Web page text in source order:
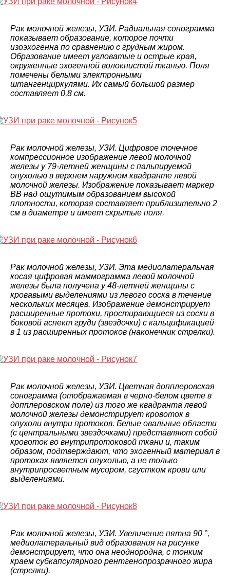
Рак молочной железы, УЗИ. Радиальная сонограмма
показывает образование, которое почти
изоэхогенна по сравнению с грудным жиром.
Образование имеет угловатые и острые края,
окруженные эхогенной волокнистой тканью. Поля
помечены белыми электронными
штангенциркулями. Их самый большой размер
составляет 0,8 см.
Рак молочной железы, УЗИ. Цифровое точечное
компрессионное изображение левой молочной
железы у 79-летней женщины с пальпируемой
опухолью в верхнем наружном квадранте левой
молочной железы. Изображение показывает маркер
ВВ над ощутимым образованием высокой
плотности, которая составляет приблизительно 2
см в диаметре и имеет скрытые поля.
Рак молочной железы, УЗИ. Эта медиолатеральная
косая цифровая маммограмма левой молочной
железы была получена у 48-летней женщины с
кровавыми выделениями из левого соска в течение
нескольких месяцев. Изображение демонстрирует
расширенные протоки, простирающиеся из соски в
боковой аспект груди (звездочки) с кальцификацией
в 1 из расширенных протоков (наконечник стрелки).
Рак молочной железы, УЗИ. Цветная допплеровская
сонограмма (отображаемая в черно-белом цвете в
допплеровском поле) из того же квадранта левой
молочной железы демонстрирует кровоток в
опухоли внутри протоков. Белые овальные области
(с центральными звездочками) представляют собой
кровоток во внутрипротоковой ткани и, таким
образом, подтверждают, что эхогенный материал в
протоках является опухолью, а не только
внутрипросветным мусором, сгустком крови или
выделениями.
Рак молочной железы, УЗИ. Увеличение пятна 90 °,
медиолатеральный вид образования на рисунке
демонстрирует, что она неоднородна, с тонким
краем субкапсулярного рентгенопрозрачного жира
(стрелки).